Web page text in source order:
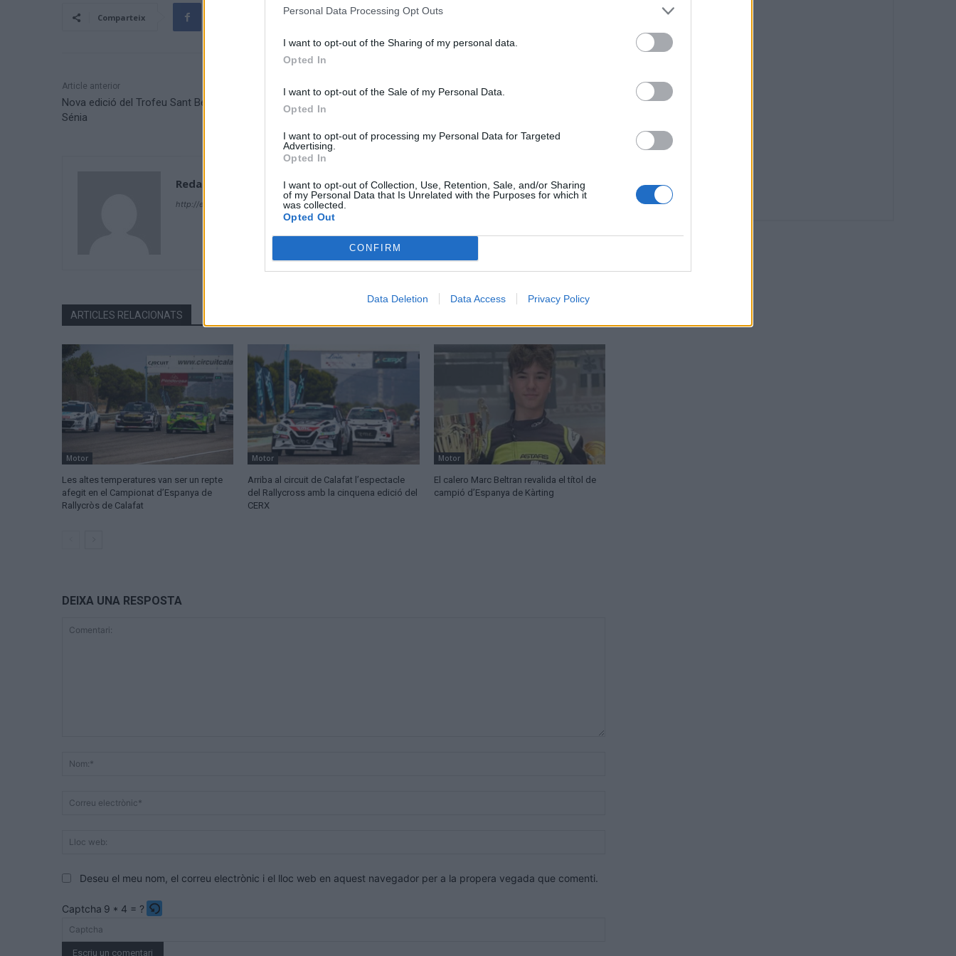
Personal Data Processing Opt Outs
I want to opt-out of the Sharing of my personal data.
Opted In
I want to opt-out of the Sale of my Personal Data.
Opted In
I want to opt-out of processing my Personal Data for Targeted
Advertising.
Opted In
I want to opt-out of Collection, Use, Retention, Sale, and/or Sharing
of my Personal Data that Is Unrelated with the Purposes for which it
was collected.
Opted Out
CONFIRM
Data Deletion Data Access Privacy Policy
Comparteix
Article anterior
Nova edició del Trofeu Sant Bertomeu de ciclisme a la
Sénia
Redacció
http://ebresports.cat
ARTICLES RELACIONATS
Motor
Les altes temperatures van ser un repte
afegit en el Campionat d’Espanya de
Rallycròs de Calafat
Motor
Arriba al circuit de Calafat l’espectacle
del Rallycross amb la cinquena edició del
CERX
Motor
El calero Marc Beltran revalida el títol de
campió d’Espanya de Kàrting
DEIXA UNA RESPOSTA
Deseu el meu nom, el correu electrònic i el lloc web en aquest navegador per a la propera vegada que comenti.
Captcha 9 * 4 = ?
Please